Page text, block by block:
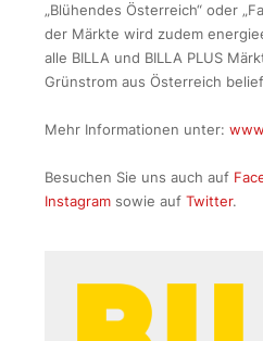
„Blühendes Österreich“ oder
der Märkte wird zudem
alle BILLA und BILLA PLUS
Grünstrom aus Österreich
Mehr Informationen unter:
Besuchen Sie uns auch auf
Instagram sowie auf Twitter.